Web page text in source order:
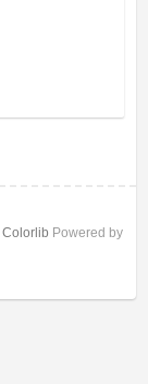
Colorlib Powered by